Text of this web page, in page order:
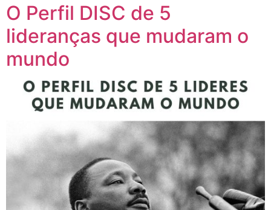
O Perfil DISC de 5
lideranças que mudaram o
mundo